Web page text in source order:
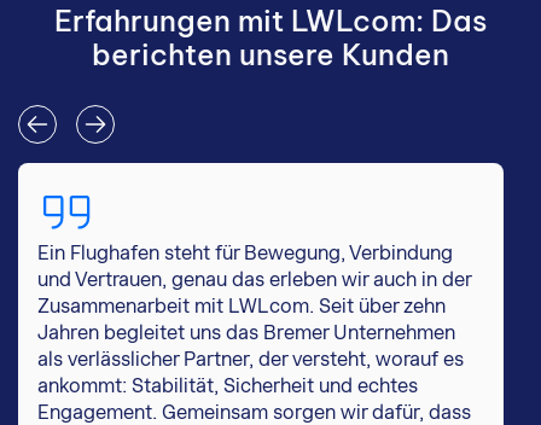
Erfahrungen mit LWLcom: Das
berichten unsere Kunden
Ein Flughafen steht für Bewegung, Verbindung
und Vertrauen, genau das erleben wir auch in der
Zusammenarbeit mit LWLcom. Seit über zehn
Jahren begleitet uns das Bremer Unternehmen
als verlässlicher Partner, der versteht, worauf es
ankommt: Stabilität, Sicherheit und echtes
Engagement. Gemeinsam sorgen wir dafür, dass